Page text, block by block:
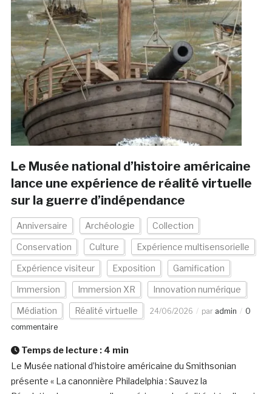
Le Musée national d’histoire américaine
lance une expérience de réalité virtuelle
sur la guerre d’indépendance
Anniversaire Archéologie Collection
Conservation Culture Expérience multisensorielle
Expérience visiteur Exposition Gamification
Immersion Immersion XR Innovation numérique
Médiation Réalité virtuelle 24/06/2026 par admin
0
commentaire
Temps de lecture : 4 min
Le Musée national d’histoire américaine du Smithsonian
présente « La canonnière Philadelphia : Sauvez la